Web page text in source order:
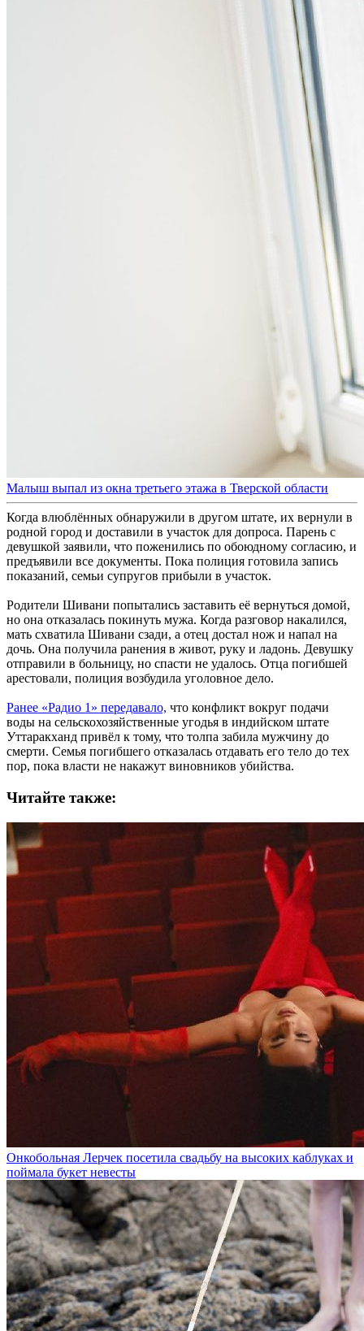
Малыш выпал из окна третьего этажа в Тверской области
Когда влюблённых обнаружили в другом штате, их вернули в
родной город и доставили в участок для допроса. Парень с
девушкой заявили, что поженились по обоюдному согласию, и
предъявили все документы. Пока полиция готовила запись
показаний, семьи супругов прибыли в участок.
Родители Шивани попытались заставить её вернуться домой,
но она отказалась покинуть мужа. Когда разговор накалился,
мать схватила Шивани сзади, а отец достал нож и напал на
дочь. Она получила ранения в живот, руку и ладонь. Девушку
отправили в больницу, но спасти не удалось. Отца погибшей
арестовали, полиция возбудила уголовное дело.
Ранее «Радио 1» передавало, что конфликт вокруг подачи
воды на сельскохозяйственные угодья в индийском штате
Уттаракханд привёл к тому, что толпа забила мужчину до
смерти. Семья погибшего отказалась отдавать его тело до тех
пор, пока власти не накажут виновников убийства.
Читайте также:
Онкобольная Лерчек посетила свадьбу на высоких каблуках и
поймала букет невесты